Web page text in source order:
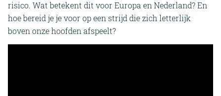
risico. Wat betekent dit voor Europa en Nederland? En
hoe bereid je je voor op een strijd die zich letterlijk
boven onze hoofden afspeelt?